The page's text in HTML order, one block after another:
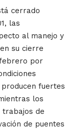
cerrado
las
al manejo y
su cierre
por
fuertes
los
trabajos de
de puentes